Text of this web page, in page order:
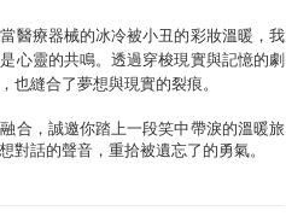
醫療器械的冰冷被小丑的彩妝溫暖，我
心靈的共鳴。透過穿梭現實與記憶的劇
縫合了夢想與現實的裂痕。
合，誠邀你踏上一段笑中帶淚的溫暖旅
對話的聲音，重拾被遺忘了的勇氣。